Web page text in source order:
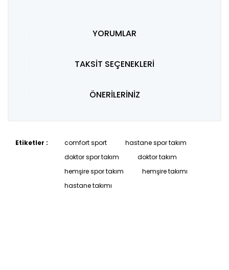
YORUMLAR
TAKSİT SEÇENEKLERİ
ÖNERİLERİNİZ
Etiketler : comfort sport
hastane spor takım
doktor spor takım
doktor takım
hemşire spor takım
hemşire takımı
hastane takımı